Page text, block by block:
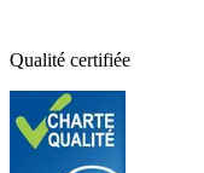
Qualité certifiée